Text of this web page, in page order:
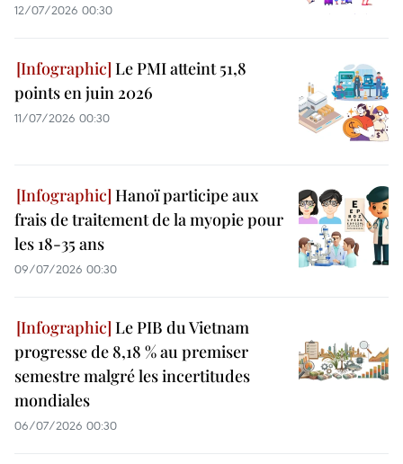
12/07/2026 00:30
Le PMI atteint 51,8
points en juin 2026
11/07/2026 00:30
Hanoï participe aux
frais de traitement de la myopie pour
les 18-35 ans
09/07/2026 00:30
Le PIB du Vietnam
progresse de 8,18 % au premiser
semestre malgré les incertitudes
mondiales
06/07/2026 00:30